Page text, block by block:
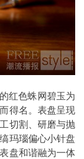
红色蛛网碧玉为
得名。表盘呈现
切割、研磨与抛
玛瑙偏心小针盘
盘和谐融为一体